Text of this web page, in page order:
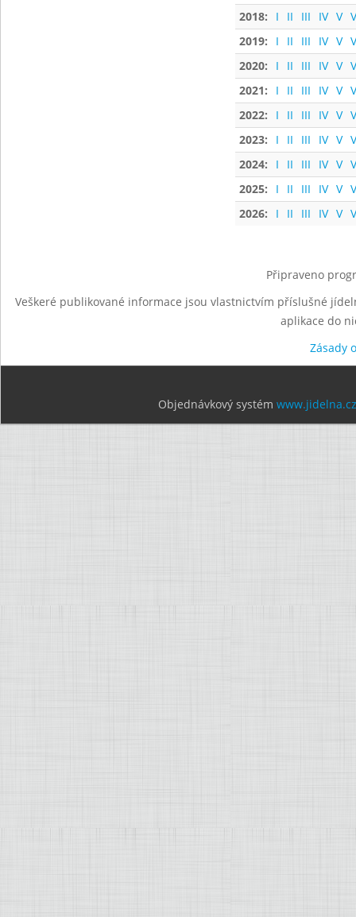
2018:
I II III IV V
2019:
I II III IV V
2020:
I II III IV V
2021:
I II III IV V
2022:
I II III IV V
2023:
I II III IV V
2024:
I II III IV V
2025:
I II III IV V
2026:
I II III IV V
Připraveno
Veškeré publikované informace jsou vlastnictvím příslušné
aplikace do
Zásady
Objednávkový systém www.jidelna.cz